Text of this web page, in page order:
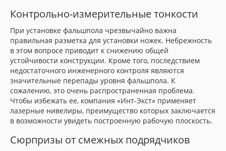
Контрольно-измерительные тонкости
При установке фальшпола чрезвычайно важна
правильная разметка для установки ножек. Небрежность
в этом вопросе приводит к снижению общей
устойчивости конструкции. Кроме того, последствием
недостаточного инженерного контроля являются
значительные перепады уровня фальшпола. К
сожалению, это очень распространенная проблема.
Чтобы избежать ее, компания «Инт-Экст» применяет
лазерные нивелиры, преимущество которых заключается
в возможности увидеть построенную рабочую плоскость.
Сюрпризы от смежных подрядчиков